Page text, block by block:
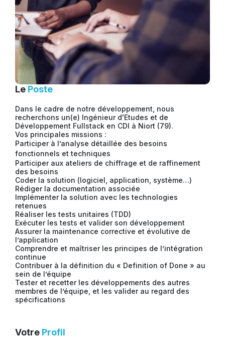
Le Poste
Dans le cadre de notre développement, nous
recherchons un(e) Ingénieur d'Etudes et de
Développement Fullstack en CDI à Niort (79).
Vos principales missions :
Participer à l’analyse détaillée des besoins
fonctionnels et techniques
Participer aux ateliers de chiffrage et de raffinement
des besoins
Coder la solution (logiciel, application, système…)
Rédiger la documentation associée
Implémenter la solution avec les technologies
retenues
Réaliser les tests unitaires (TDD)
Exécuter les tests et valider son développement
Assurer la maintenance corrective et évolutive de
l’application
Comprendre et maîtriser les principes de l’intégration
continue
Contribuer à la définition du « Definition of Done » au
sein de l’équipe
Tester et recetter les développements des autres
membres de l’équipe, et les valider au regard des
spécifications
Votre Profil